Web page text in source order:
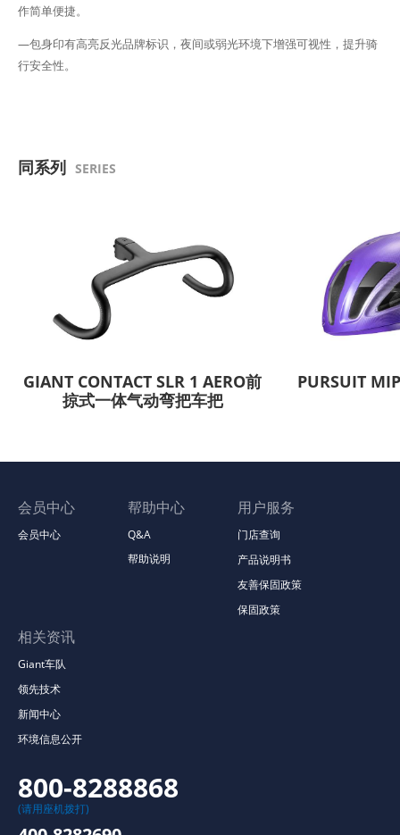
作简单便捷。
—包身印有高亮反光品牌标识，夜间或弱光环境下增强可视性，提升骑
行安全性。
同系列 SERIES
GIANT CONTACT SLR 1 AERO前
掠式一体气动弯把车把
PURSUIT
会员中心
会员中心
帮助中心
Q&A
帮助说明
用户服务
门店查询
产品说明书
友善保固政策
保固政策
相关资讯
Giant车队
领先技术
新闻中心
环境信息公开
800-8288868
(请用座机拨打)